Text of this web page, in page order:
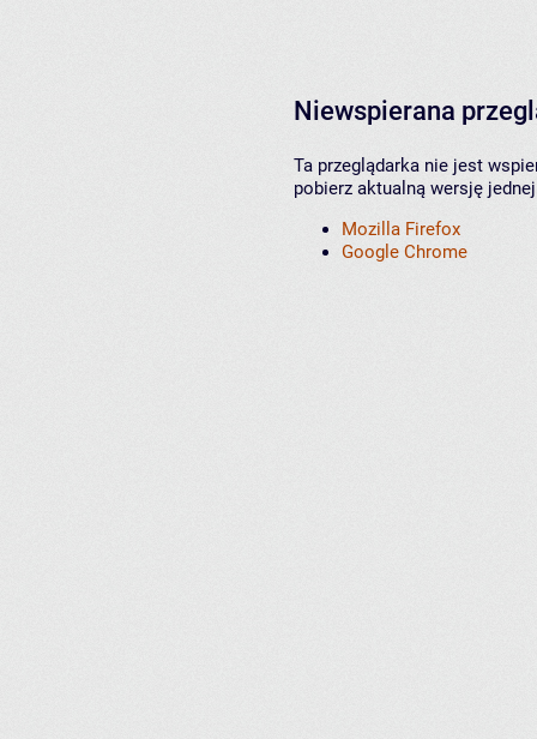
Niewspierana
Ta przeglądarka nie jest
pobierz aktualną wersję
Mozilla Firefox
Google Chrome